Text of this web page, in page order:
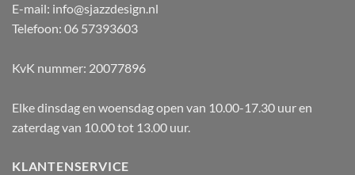
E-mail: info@sjazzdesign.nl
Telefoon: 06 57393603
KvK nummer: 20077896
Elke dinsdag en woensdag open van 10.00-17.30 uur en
zaterdag van 10.00 tot 13.00 uur.
KLANTENSERVICE